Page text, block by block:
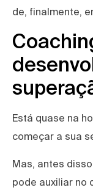
de, finalmente,
Está quase na
começar a sua
Mas, antes
pode auxiliar no